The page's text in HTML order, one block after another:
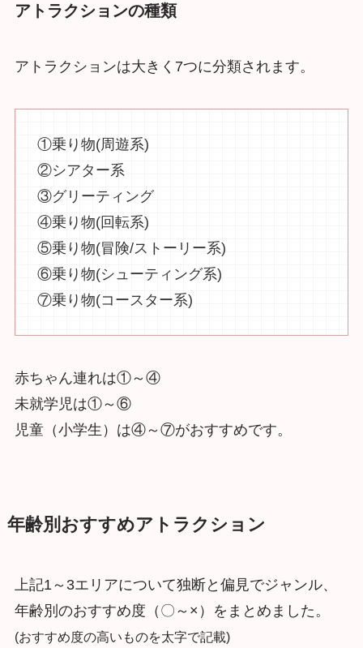
アトラクションの種類
アトラクションは大きく7つに分類されます。
①乗り物(周遊系)
②シアター系
③グリーティング
④乗り物(回転系)
⑤乗り物(冒険/ストーリー系)
⑥乗り物(シューティング系)
⑦乗り物(コースター系)
赤ちゃん連れは①～④
未就学児は①～⑥
児童（小学生）は④～⑦がおすすめです。
年齢別おすすめアトラクション
上記1～3エリアについて独断と偏見でジャンル、
年齢別のおすすめ度（〇～×）をまとめました。
(おすすめ度の高いものを太字で記載)